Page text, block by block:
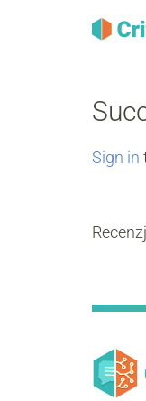
Sign in